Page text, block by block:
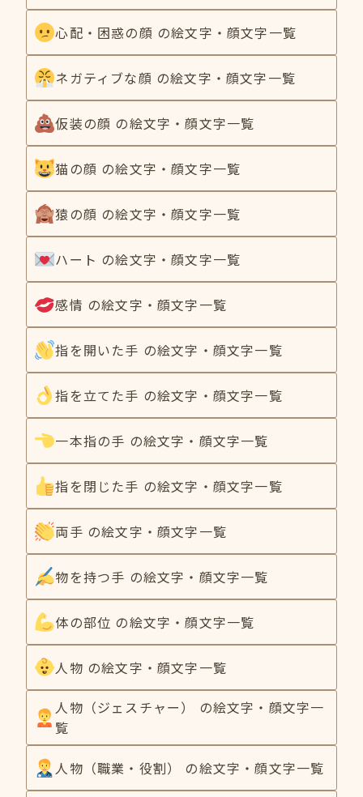
心配・困惑の顔 の絵文字・顔文字一覧
ネガティブな顔 の絵文字・顔文字一覧
仮装の顔 の絵文字・顔文字一覧
猫の顔 の絵文字・顔文字一覧
猿の顔 の絵文字・顔文字一覧
ハート の絵文字・顔文字一覧
感情 の絵文字・顔文字一覧
指を開いた手 の絵文字・顔文字一覧
指を立てた手 の絵文字・顔文字一覧
一本指の手 の絵文字・顔文字一覧
指を閉じた手 の絵文字・顔文字一覧
両手 の絵文字・顔文字一覧
物を持つ手 の絵文字・顔文字一覧
体の部位 の絵文字・顔文字一覧
人物 の絵文字・顔文字一覧
人物（ジェスチャー） の絵文字・顔文字一
覧
人物（職業・役割） の絵文字・顔文字一覧